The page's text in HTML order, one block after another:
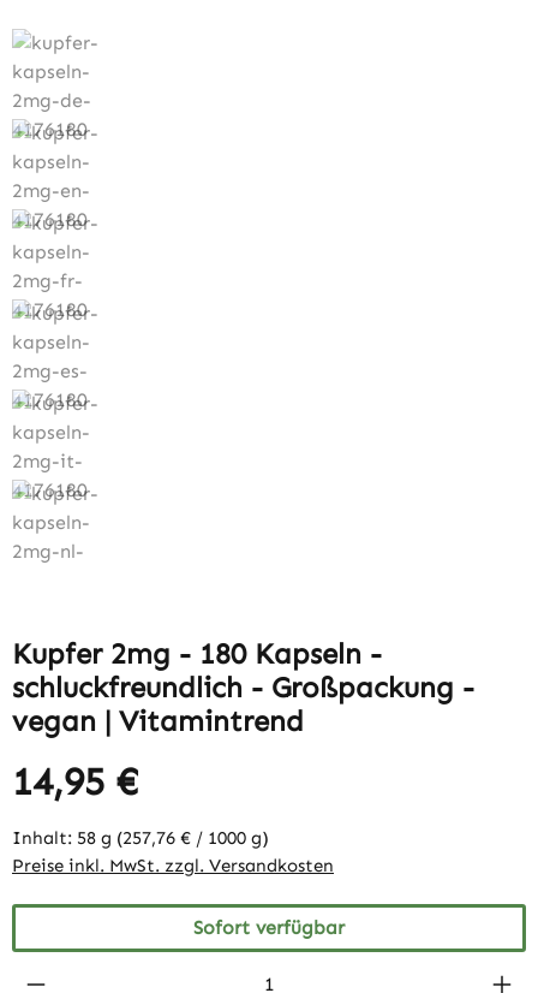
Kupfer 2mg - 180 Kapseln -
schluckfreundlich - Großpackung -
vegan | Vitamintrend
14,95 €
Inhalt: 58 g (257,76 € / 1000 g)
Preise inkl. MwSt. zzgl. Versandkosten
Sofort verfügbar
Produkt Anzahl: Gib den gewünschten